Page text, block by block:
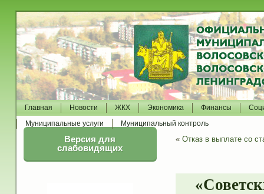
Главная Новости ЖКХ Экономика Финансы
Муниципальные услуги
Муниципальный контроль
Версия для
слабовидящих
« Отказ в выплате со